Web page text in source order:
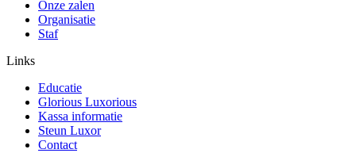
Onze zalen
Organisatie
Staf
Links
Educatie
Glorious Luxorious
Kassa informatie
Steun Luxor
Contact